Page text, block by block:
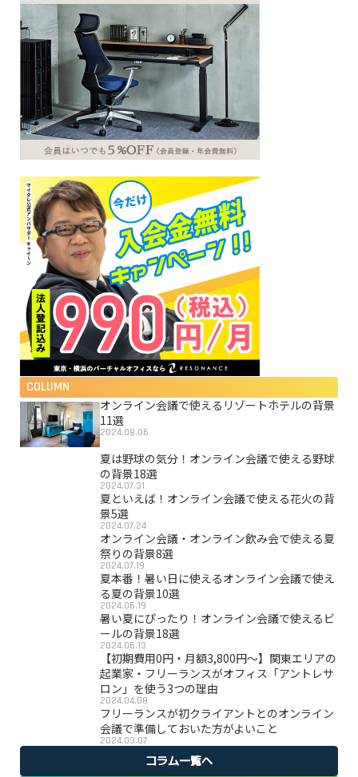
COLUMN
オンライン会議で使えるリゾートホテルの背景
11選
2024.08.06
夏は野球の気分！オンライン会議で使える野球
の背景18選
2024.07.31
夏といえば！オンライン会議で使える花火の背
景5選
2024.07.24
オンライン会議・オンライン飲み会で使える夏
祭りの背景8選
2024.07.19
夏本番！暑い日に使えるオンライン会議で使え
る夏の背景10選
2024.06.19
暑い夏にぴったり！オンライン会議で使えるビ
ールの背景18選
2024.06.13
【初期費用0円・月額3,800円〜】関東エリアの
起業家・フリーランスがオフィス「アントレサ
ロン」を使う3つの理由
2024.04.08
フリーランスが初クライアントとのオンライン
会議で準備しておいた方がよいこと
2024.03.07
コラム一覧へ